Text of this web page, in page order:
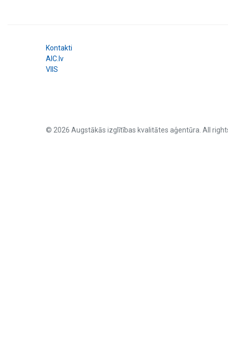
Kontakti
AIC.lv
VIIS
© 2026 Augstākās izglītības kvalitātes aģentūra. All